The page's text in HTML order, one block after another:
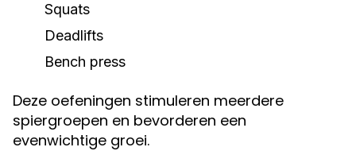
Squats
Deadlifts
Bench press
Deze oefeningen stimuleren meerdere
spiergroepen en bevorderen een
evenwichtige groei.